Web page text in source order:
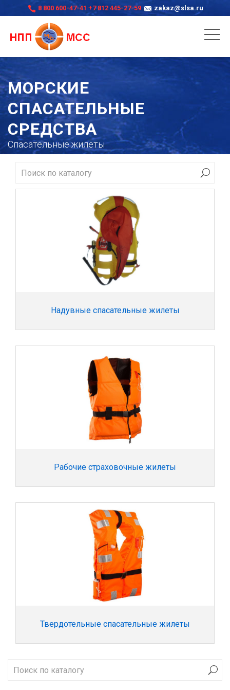
8 800 600-47-41 +7 812 445-27-59 zakaz@slsa.ru
МОРСКИЕ
СПАСАТЕЛЬНЫЕ
СРЕДСТВА
Спасательные жилеты
Надувные спасательные жилеты
Рабочие страховочные жилеты
Твердотельные спасательные жилеты